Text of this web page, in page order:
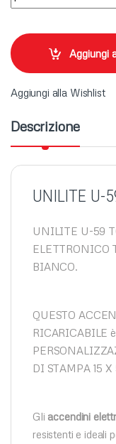
Aggiungi
Aggiungi alla Wishlist
Descrizione
UNILITE U-
UNILITE U-59
ELETTRONICO
BIANCO.
QUESTO
RICARICABILE
DI STAMPA 15
Gli accendini
resistenti e ideali